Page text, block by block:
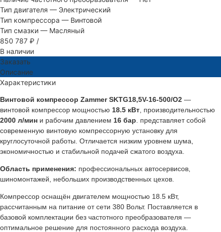
Тип двигателя — Электрический
Тип компрессора — Винтовой
Тип смазки — Масляный
850 787 ₽ /
В наличии
Заказать
Описание
Характеристики
Винтовой компрессор Zammer SKTG18,5V-16-500/O2 —
винтовой компрессор мощностью 18.5 кВт , производительностью
2000 л/мин и рабочим давлением 16 бар . представляет собой
современную винтовую компрессорную установку для
круглосуточной работы. Отличается низким уровнем шума,
экономичностью и стабильной подачей сжатого воздуха.
Область применения: профессиональных автосервисов,
шиномонтажей, небольших производственных цехов.
Компрессор оснащён двигателем мощностью 18.5 кВт,
рассчитанным на питание от сети 380 Вольт. Поставляется в
базовой комплектации без частотного преобразователя —
оптимальное решение для постоянного расхода воздуха.